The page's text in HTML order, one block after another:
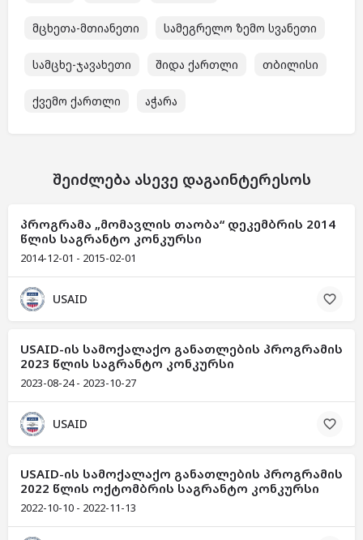
მცხეთა-მთიანეთი სამეგრელო ზემო სვანეთი
სამცხე-ჯავახეთი შიდა ქართლი თბილისი
ქვემო ქართლი აჭარა
შეიძლება ასევე დაგაინტერესოს
პროგრამა „მომავლის თაობა“ დეკემბრის 2014
წლის საგრანტო კონკურსი
2014-12-01 - 2015-02-01
USAID
USAID-ის სამოქალაქო განათლების პროგრამის
2023 წლის საგრანტო კონკურსი
2023-08-24 - 2023-10-27
USAID
USAID-ის სამოქალაქო განათლების პროგრამის
2022 წლის ოქტომბრის საგრანტო კონკურსი
2022-10-10 - 2022-11-13